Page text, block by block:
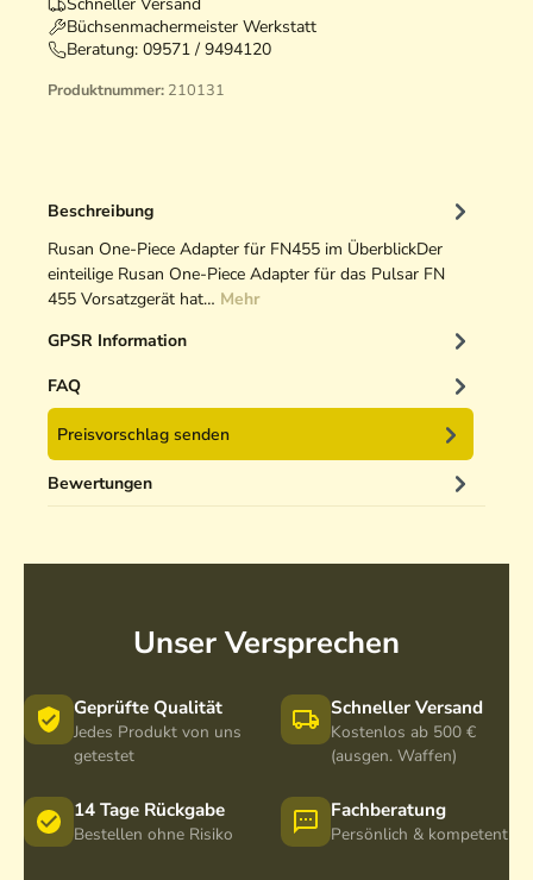
Büchsenmachermeister Werkstatt
Beratung: 09571 / 9494120
Produktnummer: 210131
Beschreibung
Rusan One-Piece Adapter für FN455 im ÜberblickDer
einteilige Rusan One-Piece Adapter für das Pulsar FN
455 Vorsatzgerät hat… Mehr
GPSR Information
FAQ
Preisvorschlag senden
Bewertungen
Unser Versprechen
Geprüfte Qualität
Jedes Produkt von uns
getestet
Schneller Versand
Kostenlos ab 500 €
(ausgen. Waffen)
14 Tage Rückgabe
Bestellen ohne Risiko
Fachberatung
Persönlich & kompetent